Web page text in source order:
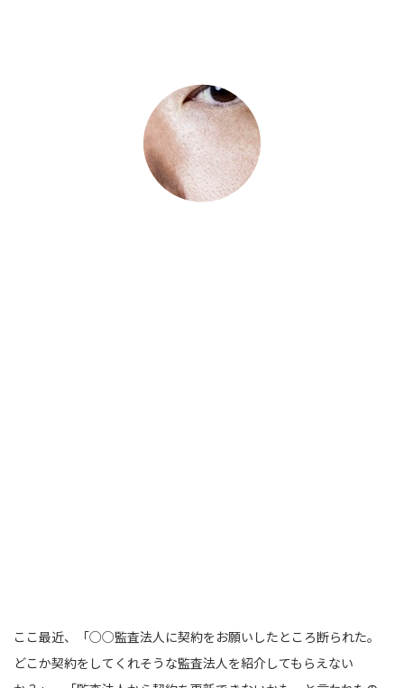
ここ最近、「○○監査法人に契約をお願いしたところ断られた。
どこか契約をしてくれそうな監査法人を紹介してもらえない